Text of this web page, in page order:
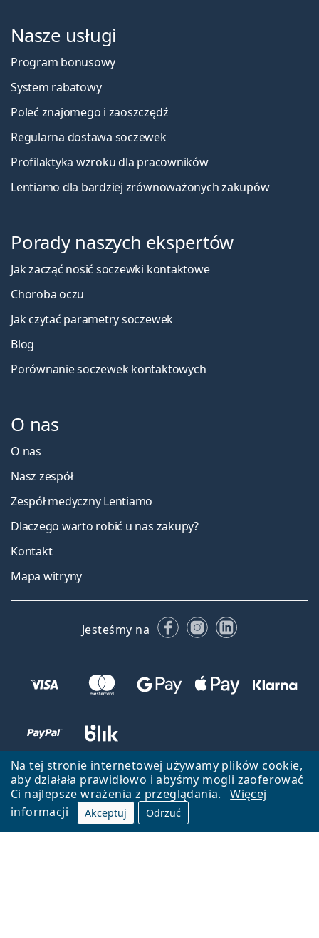
Na tej stronie internetowej używamy plików cookie,
aby działała prawidłowo i abyśmy mogli zaoferować
Ci najlepsze wrażenia z przeglądania.
Więcej
informacji
Akceptuj Odrzuć
Nasze usługi
Program bonusowy
System rabatowy
Poleć znajomego i zaoszczędź
Regularna dostawa soczewek
Profilaktyka wzroku dla pracowników
Lentiamo dla bardziej zrównoważonych zakupów
Porady naszych ekspertów
Jak zacząć nosić soczewki kontaktowe
Choroba oczu
Jak czytać parametry soczewek
Blog
Porównanie soczewek kontaktowych
O nas
O nas
Nasz zespół
Zespół medyczny Lentiamo
Dlaczego warto robić u nas zakupy?
Kontakt
Mapa witryny
Jesteśmy na FacebookuInstagramie
LinkedIn
Wróć do strony głównej